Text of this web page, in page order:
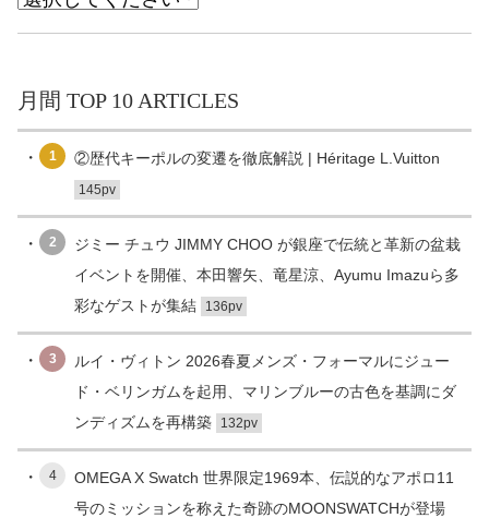
月間 TOP 10 ARTICLES
1 ②歴代キーポルの変遷を徹底解説 | Héritage L.Vuitton
145pv
2
ジミー チュウ JIMMY CHOO が銀座で伝統と革新の盆栽
イベントを開催、本田響矢、竜星涼、Ayumu Imazuら多
彩なゲストが集結
136pv
3
ルイ・ヴィトン 2026春夏メンズ・フォーマルにジュー
ド・ベリンガムを起用、マリンブルーの古色を基調にダ
ンディズムを再構築
132pv
4
OMEGA X Swatch 世界限定1969本、伝説的なアポロ11
号のミッションを称えた奇跡のMOONSWATCHが登場